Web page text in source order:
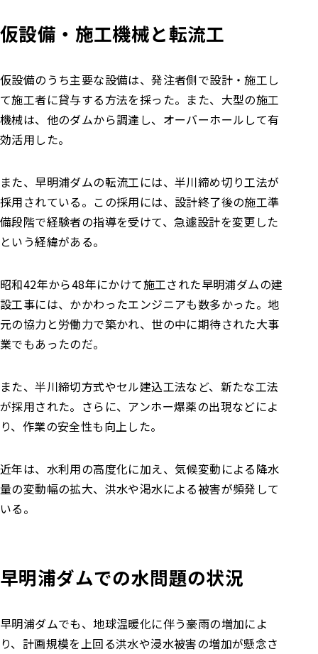
仮設備・施工機械と転流工
仮設備のうち主要な設備は、発注者側で設計・施工し
て施工者に貸与する方法を採った。また、大型の施工
機械は、他のダムから調達し、オーバーホールして有
効活用した。
また、早明浦ダムの転流工には、半川締め切り工法が
採用されている。この採用には、設計終了後の施工準
備段階で経験者の指導を受けて、急遽設計を変更した
という経緯がある。
昭和42年から48年にかけて施工された早明浦ダムの建
設工事には、かかわったエンジニアも数多かった。地
元の協力と労働力で築かれ、世の中に期待された大事
業でもあったのだ。
また、半川締切方式やセル建込工法など、新たな工法
が採用された。さらに、アンホー爆薬の出現などによ
り、作業の安全性も向上した。
近年は、水利用の高度化に加え、気候変動による降水
量の変動幅の拡大、洪水や渇水による被害が頻発して
いる。
早明浦ダムでの水問題の状況
早明浦ダムでも、地球温暖化に伴う豪雨の増加によ
り、計画規模を上回る洪水や浸水被害の増加が懸念さ